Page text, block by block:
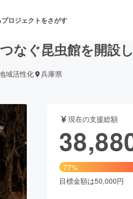
プロジェクトをさがす
舞台・パフォーマンス
フード・飲食店
アニメ・漫画
なぐ昆虫館を開設
域活性化 兵庫県
現在の支援総額
77%
目標金額は50,000円